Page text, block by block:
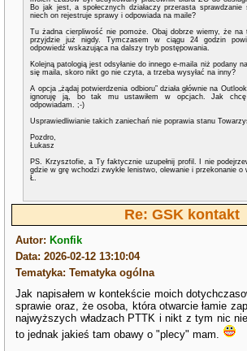
Bo jak jest, a społecznych działaczy przerasta
niech on rejestruje sprawy i odpowiada na maile?
Tu żadna cierpliwość nie pomoże. Obaj dobrze wiemy, że na
przyjdzie już nigdy. Tymczasem w ciągu 24 godzin
odpowiedź wskazująca na dalszy tryb postępowania.
Kolejną patologią jest odsyłanie do innego e-maila niż podany
się maila, skoro nikt go nie czyta, a trzeba wysyłać na inny?
A opcja „żądaj potwierdzenia odbioru” działa głównie na
ignoruję ją, bo tak mu ustawiłem w opcjach. Jak
odpowiadam. ;-)
Usprawiedliwianie takich zaniechań nie poprawia stanu
Pozdro,
Łukasz
PS. Krzysztofie, a Ty faktycznie uzupełnij profil. I nie
gdzie w grę wchodzi zwykłe lenistwo, olewanie i przekonanie o
Ł.
Re: GSK kontakt
Autor: Konfik
Data: 2026-02-12 13:10:04
Tematyka: Tematyka ogólna
Jak napisałem w kontekście moich
sprawie oraz, że osoba, która otwarcie łamie
najwyższych władzach PTTK i nikt z tym nic
to jednak jakieś tam obawy o "plecy" mam.